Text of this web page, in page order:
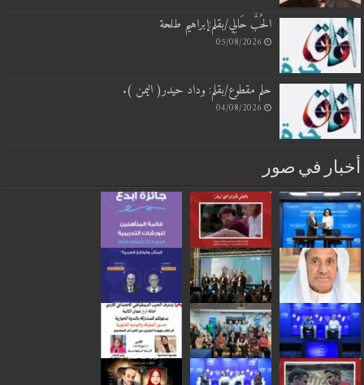
الحُبَّ حَالِي/بقلم:إبراهيم طلحة
05/08/2026
حلم مقطوع/بقلم: وداد حيدر( اليمن ).
04/08/2026
أخبار في صور